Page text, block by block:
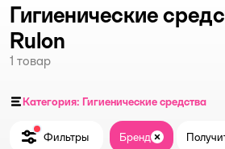
Гигиенические
Rulon
1 товар
Категория: Гигиенические средства
Фильтры Бренд Закрыть